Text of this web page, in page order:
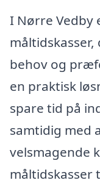
I Nørre Vedby
behov og
en praktisk
spare tid på
samtidig med
velsmagende
måltidskasser